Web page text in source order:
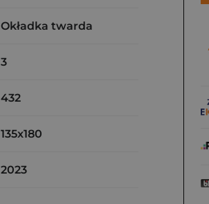
Okładka twarda
3
432
135x180
2023